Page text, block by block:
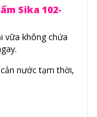
Sika 102-
vữa không chứa
nước tạm thời,